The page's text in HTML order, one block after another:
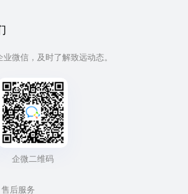
微信，及时了解致远动态。
企微二维码
售后服务